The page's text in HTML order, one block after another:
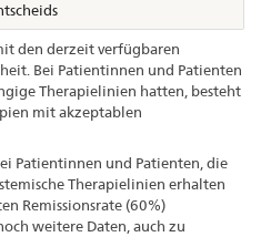
den derzeit verfügbaren
Bei Patientinnen und Patienten
Therapielinien hatten, besteht
mit akzeptablen
Patientinnen und Patienten, die
Therapielinien erhalten
Remissionsrate (60%)
weitere Daten, auch zu